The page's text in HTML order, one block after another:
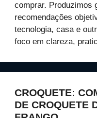
comprar. Produzimos
recomendações
tecnologia, casa e
foco em clareza,
CROQUETE:
DE CROQUETE